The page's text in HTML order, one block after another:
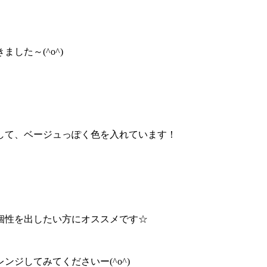
ました～(^o^)
、ベージュっぽく色を入れています！
性を出したい方にオススメです☆
ンジしてみてくださいー(^o^)